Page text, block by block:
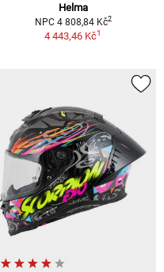
Helma
NPC 4 808,84 Kč2
4 443,46 Kč1